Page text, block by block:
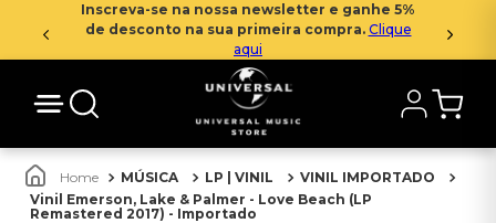
Inscreva-se na nossa newsletter e ganhe 5%
de desconto na sua primeira compra. Clique
aqui
MÚSICA LP | VINIL
VINIL IMPORTADO
Vinil Emerson, Lake & Palmer - Love Beach (LP
Remastered 2017) - Importado